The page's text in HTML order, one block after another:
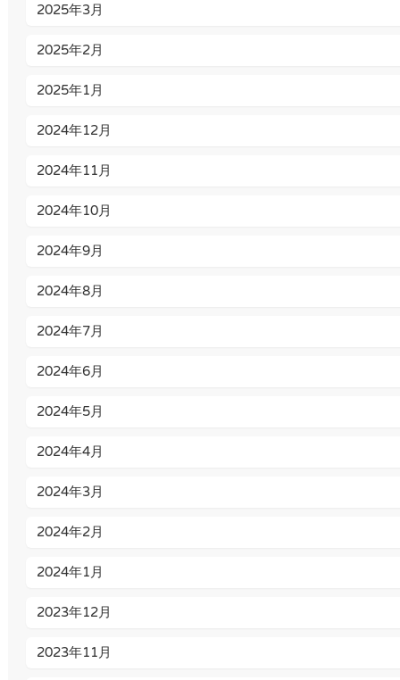
2025年3月
2025年2月
2025年1月
2024年12月
2024年11月
2024年10月
2024年9月
2024年8月
2024年7月
2024年6月
2024年5月
2024年4月
2024年3月
2024年2月
2024年1月
2023年12月
2023年11月